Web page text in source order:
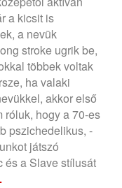
a kicsit is
a nevük
stroke ugrik be,
többek voltak
ha valaki
akkor első
róluk, hogy a 70-es
pszichedelikus, -
játszó
és a Slave stílusát